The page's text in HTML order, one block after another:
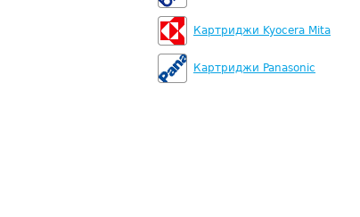
Картриджи Kyocera Mita
Картриджи Panasonic